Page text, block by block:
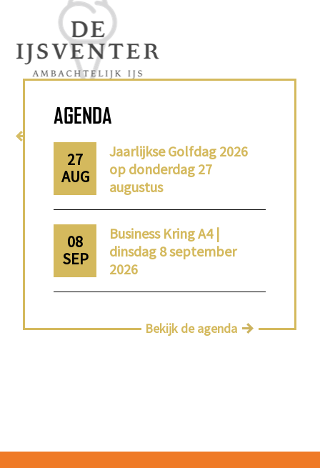
AGENDA
27
AUG
Jaarlijkse Golfdag 2026
op donderdag 27
augustus
08
SEP
Business Kring A4 |
dinsdag 8 september
2026
Bekijk de agenda